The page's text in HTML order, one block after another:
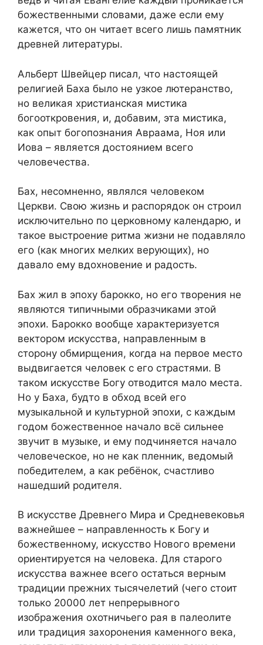
божественными словами, даже если ему
кажется, что он читает всего лишь памятник
древней литературы.
Альберт Швейцер писал, что настоящей
религией Баха было не узкое лютеранство,
но великая христианская мистика
богооткровения, и, добавим, эта мистика,
как опыт богопознания Авраама, Ноя или
Иова – является достоянием всего
человечества.
Бах, несомненно, являлся человеком
Церкви. Свою жизнь и распорядок он строил
исключительно по церковному календарю, и
такое выстроение ритма жизни не подавляло
его (как многих мелких верующих), но
давало ему вдохновение и радость.
Бах жил в эпоху барокко, но его творения не
являются типичными образчиками этой
эпохи. Барокко вообще характеризуется
вектором искусства, направленным в
сторону обмирщения, когда на первое место
выдвигается человек с его страстями. В
таком искусстве Богу отводится мало места.
Но у Баха, будто в обход всей его
музыкальной и культурной эпохи, с каждым
годом божественное начало всё сильнее
звучит в музыке, и ему подчиняется начало
человеческое, но не как пленник, ведомый
победителем, а как ребёнок, счастливо
нашедший родителя.
В искусстве Древнего Мира и Средневековья
важнейшее – направленность к Богу и
божественному, искусство Нового времени
ориентируется на человека. Для старого
искусства важнее всего остаться верным
традиции прежних тысячелетий (чего стоит
только 20000 лет непрерывного
изображения охотничьего рая в палеолите
или традиция захоронения каменного века,